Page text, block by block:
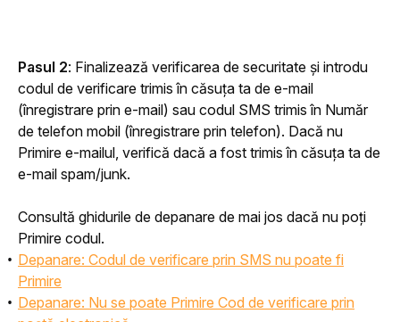
Pasul 2: Finalizează verificarea de securitate și introdu
codul de verificare trimis în căsuța ta de e-mail
(înregistrare prin e-mail) sau codul SMS trimis în Număr
de telefon mobil (înregistrare prin telefon). Dacă nu
Primire e-mailul, verifică dacă a fost trimis în căsuța ta de
e-mail spam/junk.
Consultă ghidurile de depanare de mai jos dacă nu poți
Primire codul.
Depanare: Codul de verificare prin SMS nu poate fi
Primire
Depanare: Nu se poate Primire Cod de verificare prin